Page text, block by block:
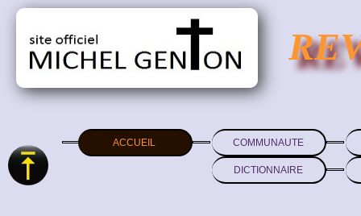
ACCUEIL COMMUNAUTE
DICTIONNAIRE